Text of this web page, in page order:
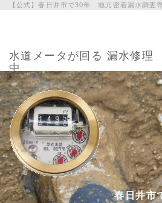
【公式】春日井市で30年 地元密着漏水調査
水道メータが回る 漏水修
中
春日井市